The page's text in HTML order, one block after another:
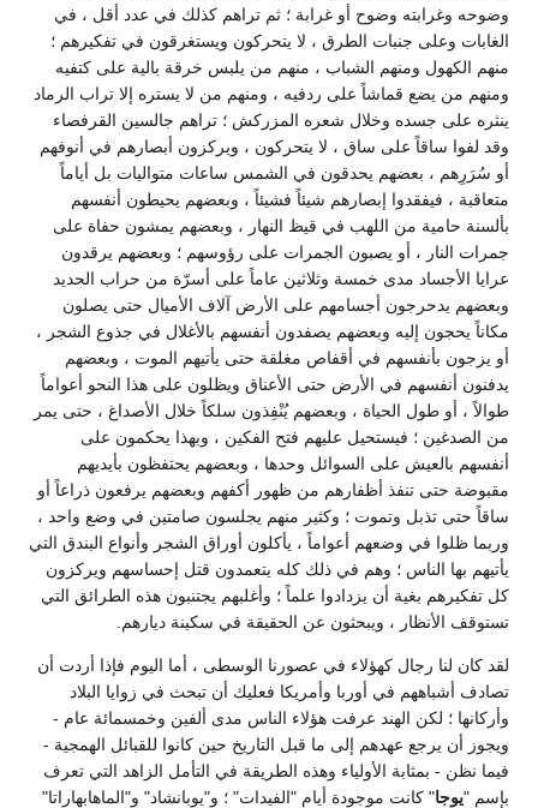
وضوحه وغرابته وضوح أو غرابة ؛ ثم تراهم كذلك في عدد أقل ، في
الغابات وعلى جنبات الطرق ، لا يتحركون ويستغرقون في تفكيرهم ؛
منهم الكهول ومنهم الشباب ، منهم من يلبس خرقة بالية على كتفيه
ومنهم من يضع قماشاً على ردفيه ، ومنهم من لا يستره إلا تراب الرماد
ينثره على جسده وخلال شعره المزركش ؛ تراهم جالسين القرفصاء
وقد لفوا ساقاً على ساق ، لا يتحركون ، ويركزون أبصارهم في أنوفهم
أو سُرَرِهم ، بعضهم يحدقون في الشمس ساعات متواليات بل أياماً
متعاقبة ، فيفقدوا إبصارهم شيئاً فشيئاً ، وبعضهم يحيطون أنفسهم
بألسنة حامية من اللهب في قيظ النهار ، وبعضهم يمشون حفاة على
جمرات النار ، أو يصبون الجمرات على رؤوسهم ؛ وبعضهم يرقدون
عرايا الأجساد مدى خمسة وثلاثين عاماً على أسرّة من حراب الحديد
وبعضهم يدحرجون أجسامهم على الأرض آلاف الأميال حتى يصلون
مكاناً يحجون إليه وبعضهم يصفدون أنفسهم بالأغلال في جذوع الشجر ،
أو يزجون بأنفسهم في أقفاص مغلقة حتى يأتيهم الموت ، وبعضهم
يدفنون أنفسهم في الأرض حتى الأعناق ويظلون على هذا النحو أعواماً
طوالاً ، أو طول الحياة ، وبعضهم يُنْفِذون سلكاً خلال الأصداغ ، حتى يمر
من الصدغين ؛ فيستحيل عليهم فتح الفكين ، وبهذا يحكمون على
أنفسهم بالعيش على السوائل وحدها ، وبعضهم يحتفظون بأيديهم
مقبوضة حتى تنفذ أظفارهم من ظهور أكفهم وبعضهم يرفعون ذراعاً أو
ساقاً حتى تذبل وتموت ؛ وكثير منهم يجلسون صامتين في وضع واحد ،
وربما ظلوا في وضعهم أعواماً ، يأكلون أوراق الشجر وأنواع البندق التي
يأتيهم بها الناس ؛ وهم في ذلك كله يتعمدون قتل إحساسهم ويركزون
كل تفكيرهم بغية أن يزدادوا علماً ؛ وأغلبهم يجتنبون هذه الطرائق التي
تستوقف الأنظار ، ويبحثون عن الحقيقة في سكينة ديارهم.
لقد كان لنا رجال كهؤلاء في عصورنا الوسطى ، أما اليوم فإذا أردت أن
تصادف أشباههم في أوربا وأمريكا فعليك أن تبحث في زوايا البلاد
وأركانها ؛ لكن الهند عرفت هؤلاء الناس مدى ألفين وخمسمائة عام -
ويجوز أن يرجع عهدهم إلى ما قبل التاريخ حين كانوا للقبائل الهمجية -
فيما نظن - بمثابة الأولياء وهذه الطريقة في التأمل الزاهد التي تعرف
بإسم "يوجا" كانت موجودة أيام "الفيدات" ؛ و"يوبانشاد" و"الماهابهاراتا"